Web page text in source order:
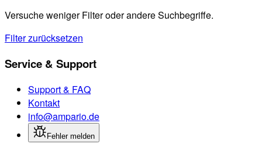
Versuche weniger Filter oder andere Suchbegriffe.
Filter zurücksetzen
Service & Support
Support & FAQ
Kontakt
info@ampario.de
Fehler melden